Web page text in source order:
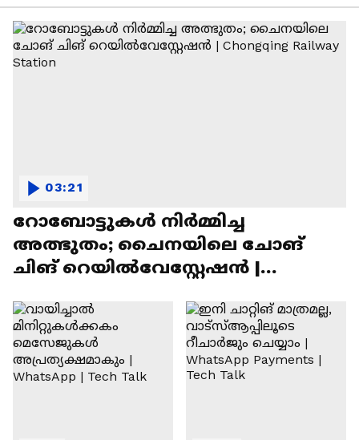
റോബോട്ടുകൾ നിർമ്മിച്ച
അത്ഭുതം; ചൈനയിലെ ചോങ്
ചിങ് റെയിൽവേസ്റ്റേഷൻ |
03:21